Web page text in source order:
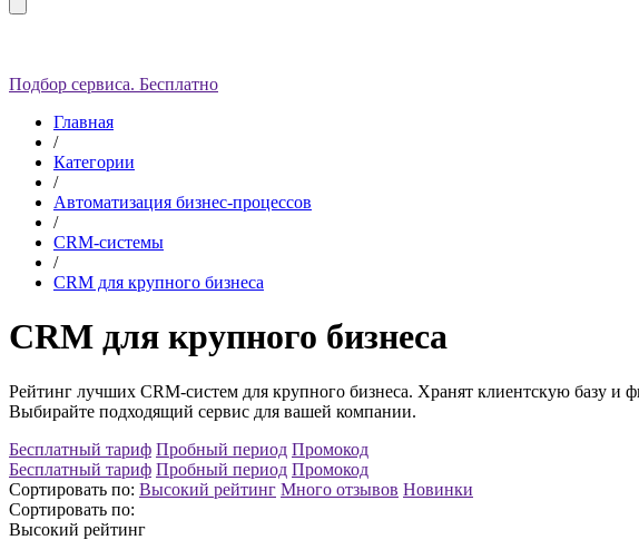
Подбор сервиса. Бесплатно
Главная
/
Категории
/
Автоматизация бизнес-процессов
/
CRM-системы
/
CRM для крупного бизнеса
CRM для крупного бизнеса
Рейтинг лучших CRM-систем для крупного бизнеса. Хранят клиентскую базу и
Выбирайте подходящий сервис для вашей компании.
Бесплатный тариф Пробный период Промокод
Бесплатный тариф Пробный период Промокод
Сортировать по: Высокий рейтинг Много отзывов Новинки
Сортировать по:
Высокий рейтинг